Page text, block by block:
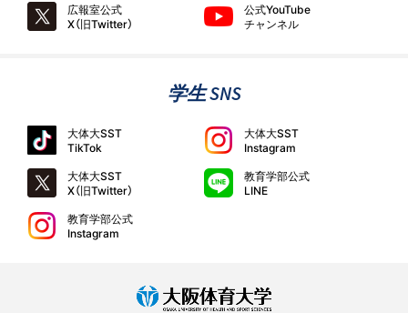
広報室公式
X（旧Twitter）
公式YouTube
チャンネル
学生 SNS
大体大SST
TikTok
大体大SST
Instagram
大体大SST
X（旧Twitter）
教育学部公式
LINE
教育学部公式
Instagram